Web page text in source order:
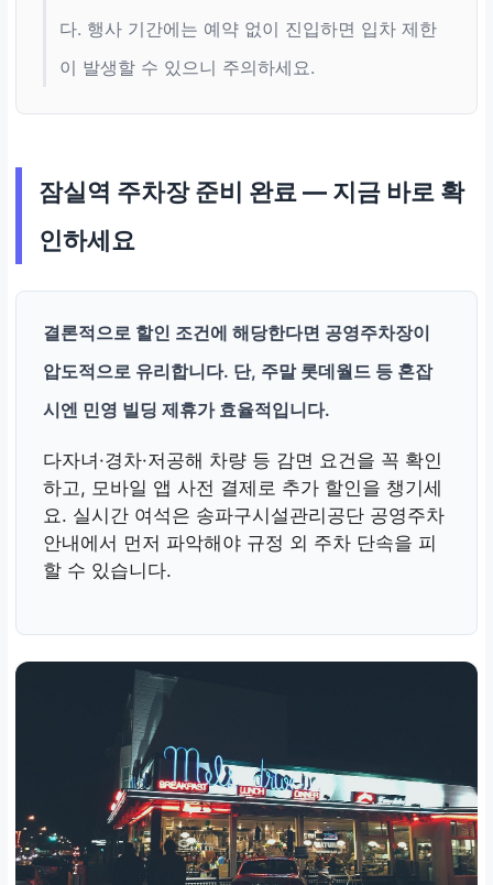
다. 행사 기간에는 예약 없이 진입하면 입차 제한
이 발생할 수 있으니 주의하세요.
잠실역 주차장 준비 완료 — 지금 바로 확
인하세요
결론적으로 할인 조건에 해당한다면 공영주차장이
압도적으로 유리합니다. 단, 주말 롯데월드 등 혼잡
시엔 민영 빌딩 제휴가 효율적입니다.
다자녀·경차·저공해 차량 등 감면 요건을 꼭 확인
하고, 모바일 앱 사전 결제로 추가 할인을 챙기세
요. 실시간 여석은 송파구시설관리공단 공영주차
안내에서 먼저 파악해야 규정 외 주차 단속을 피
할 수 있습니다.